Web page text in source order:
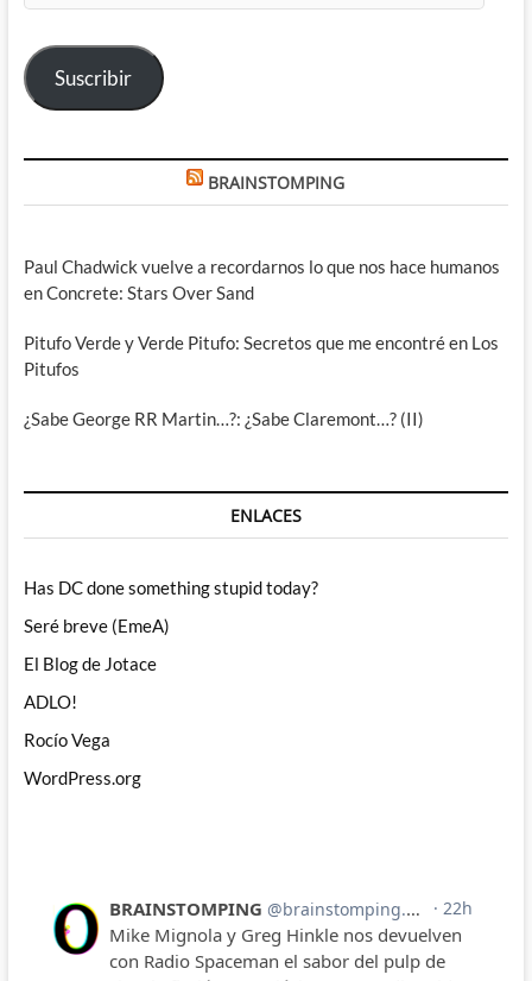
electrónico
Suscribir
BRAINSTOMPING
Paul Chadwick vuelve a recordarnos lo que nos hace humanos
en Concrete: Stars Over Sand
Pitufo Verde y Verde Pitufo: Secretos que me encontré en Los
Pitufos
¿Sabe George RR Martin…?: ¿Sabe Claremont…? (II)
ENLACES
Has DC done something stupid today?
Seré breve (EmeA)
El Blog de Jotace
ADLO!
Rocío Vega
WordPress.org